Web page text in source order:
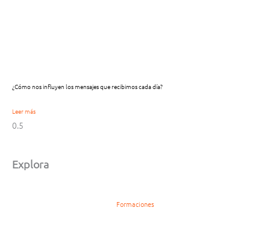
¿Cómo nos influyen los mensajes que recibimos cada día?
Leer más
Explora
Formaciones